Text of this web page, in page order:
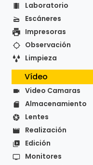
Laboratorio
Escáneres
Impresoras
Observación
Limpieza
Vídeo
Video Camaras
Almacenamiento
Lentes
Realización
Edición
Monitores